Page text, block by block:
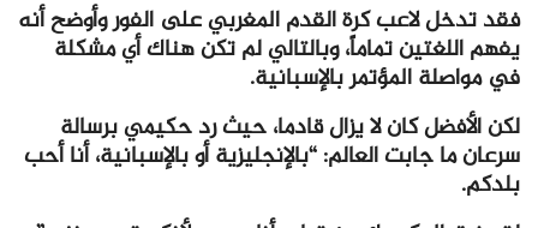
فقد تدخل لاعب كرة القدم المغربي على الفور وأوضح أنه
يفهم اللغتين تماماً، وبالتالي لم تكن هناك أي مشكلة
في مواصلة المؤتمر بالإسبانية.
لكن الأفضل كان لا يزال قادما، حيث رد حكيمي برسالة
سرعان ما جابت العالم: “بالإنجليزية أو بالإسبانية، أنا أحب
بلدكم.